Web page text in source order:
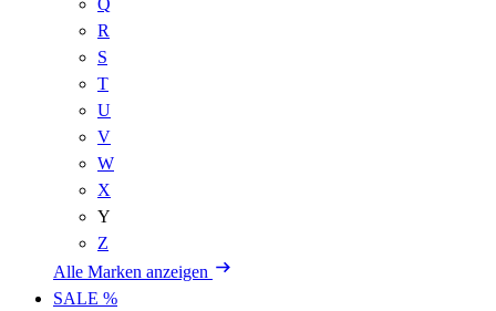
R
S
T
U
V
W
X
Y
Z
Alle Marken anzeigen
SALE %